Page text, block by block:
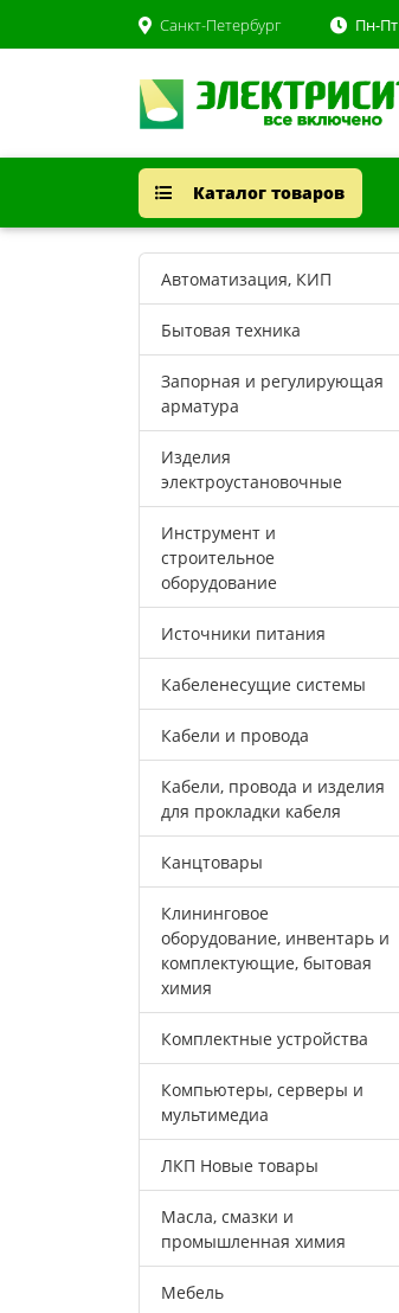
Санкт-Петербург Пн-Пт
Каталог товаров
Автоматизация, КИП
Бытовая техника
Запорная и регулирующая
арматура
Изделия
электроустановочные
Инструмент и
строительное
оборудование
Источники питания
Кабеленесущие системы
Кабели и провода
Кабели, провода и изделия
для прокладки кабеля
Канцтовары
Клининговое
оборудование, инвентарь и
комплектующие, бытовая
химия
Комплектные устройства
Компьютеры, серверы и
мультимедиа
ЛКП Новые товары
Масла, смазки и
промышленная химия
Мебель